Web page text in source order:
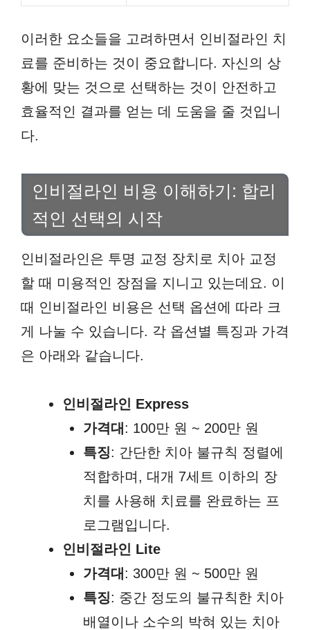
이러한 요소들을 고려하면서 인비절라인 치
료를 준비하는 것이 중요합니다. 자신의 상
황에 맞는 것으로 선택하는 것이 안전하고
효율적인 결과를 얻는 데 도움을 줄 것입니
다.
인비절라인 비용 이해하기: 합리
적인 선택의 시작
인비절라인은 투명 교정 장치로 치아 교정
할 때 미용적인 장점을 지니고 있는데요. 이
때 인비절라인 비용은 선택 옵션에 따라 크
게 나눌 수 있습니다. 각 옵션별 특징과 가격
은 아래와 같습니다.
인비절라인 Express
가격대: 100만 원 ~ 200만 원
특징: 간단한 치아 불규칙 정렬에
적합하며, 대개 7세트 이하의 장
치를 사용해 치료를 완료하는 프
로그램입니다.
인비절라인 Lite
가격대: 300만 원 ~ 500만 원
특징: 중간 정도의 불규칙한 치아
배열이나 소수의 박혀 있는 치아